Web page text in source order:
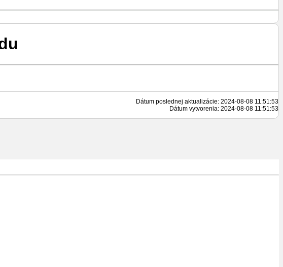
Dátum poslednej aktualizácie: 2024-08-08 11:51:53
Dátum vytvorenia: 2024-08-08 11:51:53